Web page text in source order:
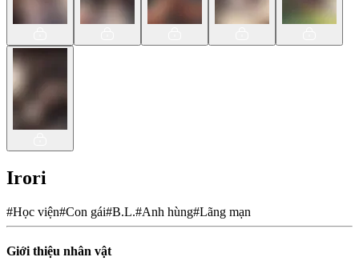
Irori
#Học viện#Con gái#B.L.#Anh hùng#Lãng mạn
Giới thiệu nhân vật